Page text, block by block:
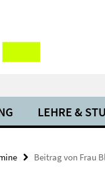
LEHRE &
Beitrag von Frau